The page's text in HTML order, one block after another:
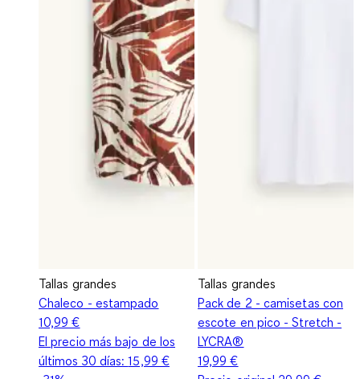
Tallas grandes
Chaleco - estampado
10,99 €
El precio más bajo de los
últimos 30 días:15,99 €
Tallas grandes
Pack de 2 - camisetas con
escote en pico - Stretch -
LYCRA®
19,99 €